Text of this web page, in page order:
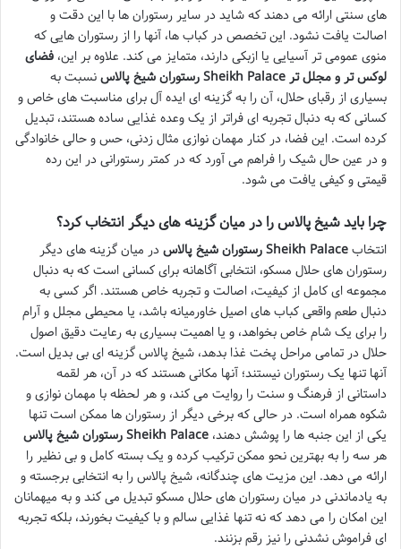
های سنتی ارائه می دهند که شاید در سایر رستوران ها با این دقت و
اصالت یافت نشود. این تخصص در کباب ها، آنها را از رستوران هایی که
منوی عمومی تر آسیایی یا ازبکی دارند، متمایز می کند. علاوه بر این، فضای
لوکس تر و مجلل تر رستوران شیخ پالاس Sheikh Palace
نسبت به
بسیاری از رقبای حلال، آن را به گزینه ای ایده آل برای مناسبت های خاص و
کسانی که به دنبال تجربه ای فراتر از یک وعده غذایی ساده هستند، تبدیل
کرده است. این فضا، در کنار مهمان نوازی مثال زدنی، حس و حالی خانوادگی
و در عین حال شیک را فراهم می آورد که در کمتر رستورانی در این رده
قیمتی و کیفی یافت می شود.
چرا باید شیخ پالاس را در میان گزینه های دیگر انتخاب کرد؟
انتخابرستوران شیخ پالاس Sheikh Palace
در میان گزینه های دیگر
رستوران های حلال مسکو، انتخابی آگاهانه برای کسانی است که به دنبال
مجموعه ای کامل از کیفیت، اصالت و تجربه خاص هستند. اگر کسی به
دنبال طعم واقعی کباب های اصیل خاورمیانه باشد، یا محیطی مجلل و آرام
را برای یک شام خاص بخواهد، و یا اهمیت بسیاری به رعایت دقیق اصول
حلال در تمامی مراحل پخت غذا بدهد، شیخ پالاس گزینه ای بی بدیل است.
آنها تنها یک رستوران نیستند؛ آنها مکانی هستند که در آن، هر لقمه
داستانی از فرهنگ و سنت را روایت می کند، و هر لحظه با مهمان نوازی و
شکوه همراه است. در حالی که برخی دیگر از رستوران ها ممکن است تنها
یکی از این جنبه ها را پوشش دهند، رستوران شیخ پالاس Sheikh Palace
هر سه را به بهترین نحو ممکن ترکیب کرده و یک بسته کامل و بی نظیر را
ارائه می دهد. این مزیت های چندگانه، شیخ پالاس را به انتخابی برجسته و
به یادماندنی در میان رستوران های حلال مسکو تبدیل می کند و به میهمانان
این امکان را می دهد که نه تنها غذایی سالم و با کیفیت بخورند، بلکه تجربه
ای فراموش نشدنی را نیز رقم بزنند.